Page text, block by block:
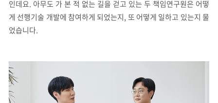
인데요. 아무도 가 본 적 없는 길을 걷고 있는 두 책임연구원은 어떻
게 선행기술 개발에 참여하게 되었는지, 또 어떻게 일하고 있는지 물
었습니다.